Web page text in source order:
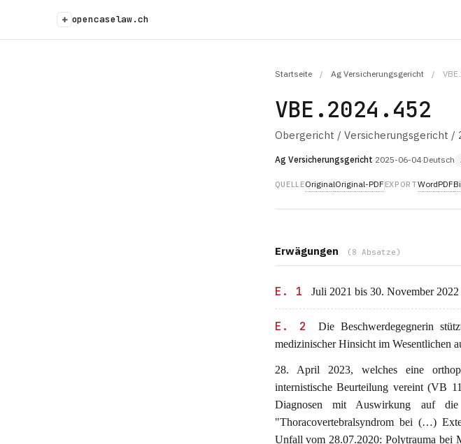
+ opencaselaw.ch
Startseite / Ag Versicherungsgericht /
VBE.2024.452
Obergericht / Versicherungsgericht /
Ag Versicherungsgericht·2025-06-04·Deutsch
QUELLEOriginalOriginal-PDF EXPORTWordPDF
Erwägungen (8 Absätze)
E. 1 Juli 2021 bis 30. November 2022
E. 2
Die Beschwerdegegnerin
medizinischer Hinsicht im Wesentlichen
28. April 2023, welches eine
internistische Beurteilung vereint (VB
Diagnosen mit Auswirkung auf
"Thoracovertebralsyndrom bei (…)
Unfall vom 28.07.2020: Polytrauma